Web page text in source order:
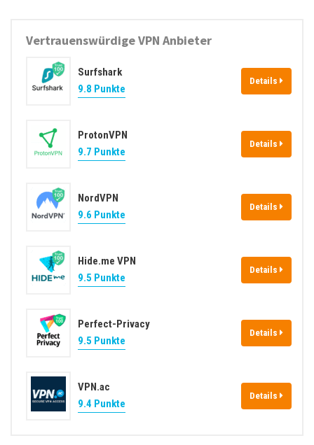
Vertrauenswürdige VPN Anbieter
Surfshark
9.8 Punkte
Details
ProtonVPN
9.7 Punkte
Details
NordVPN
9.6 Punkte
Details
Hide.me VPN
9.5 Punkte
Details
Perfect-Privacy
9.5 Punkte
Details
VPN.ac
9.4 Punkte
Details